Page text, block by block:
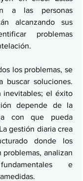
a las personas
alcanzando sus
problemas
los problemas, se
buscar soluciones.
inevitables; el éxito
depende de la
con que pueda
gestión diaria crea
donde los
analizan
e